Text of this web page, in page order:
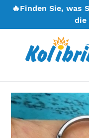
Direkt
Inhalt
🔥Finden Sie, was
die